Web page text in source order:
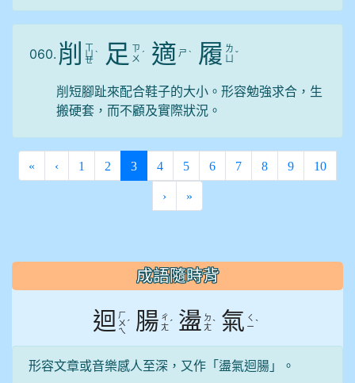
060. 削 ㄒ
ㄩ
ㄝ
ˋ 足 ㄗ
ㄨ ˊ 適 ㄕ ˋ 履 ㄌ
ˇ
削短腳趾來配合鞋子的大小。形容勉強求合，生
搬硬套，而不顧及實際狀況。
« ‹ 1 2 3(current)
4 5 6 7 8 9 10
› »
::: 成語隨時背
迴 ㄏ
ㄨ
ㄟ
ˊ 腸 ㄔ
ㄤˊ 盪 ㄉ
ㄤˋ 氣 ㄑ
ㄧ ˋ
形容文章或音樂感人至深，又作「盪氣迴腸」。